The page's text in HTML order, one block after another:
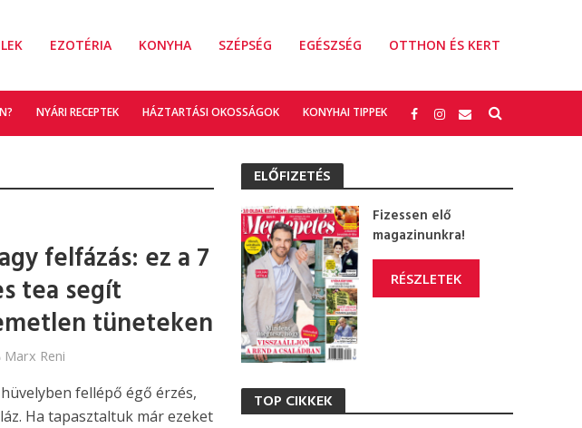
EZOTÉRIA KONYHA SZÉPSÉG EGÉSZSÉG OTTHON ÉS KERT
NYÁRI RECEPTEK HÁZTARTÁSI OKOSSÁGOK KONYHAI TIPPEK
felfázás: ez a 7
tea segít
tüneteken
Marx Reni
fellépő égő érzés,
Ha tapasztaltuk már ezeket
ELŐFIZETÉS
Fizessen elő
magazinunkra!
RÉSZLETEK
TOP CIKKEK